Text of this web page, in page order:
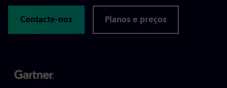
Contacte-nos Planos e preços